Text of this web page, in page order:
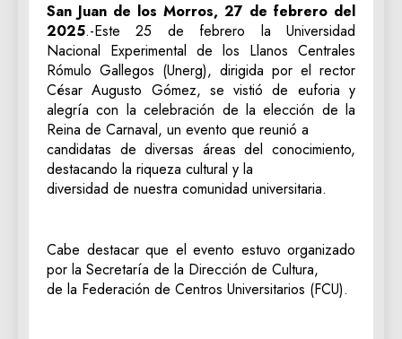
San Juan de los Morros, 27 de febrero del
2025.-Este 25 de febrero la Universidad
Nacional Experimental de los Llanos Centrales
Rómulo Gallegos (Unerg), dirigida por el rector
César Augusto Gómez, se vistió de euforia y
alegría con la celebración de la elección de la
Reina de Carnaval, un evento que reunió a
candidatas de diversas áreas del conocimiento,
destacando la riqueza cultural y la
diversidad de nuestra comunidad universitaria.
Cabe destacar que el evento estuvo organizado
por la Secretaría de la Dirección de Cultura,
de la Federación de Centros Universitarios (FCU).